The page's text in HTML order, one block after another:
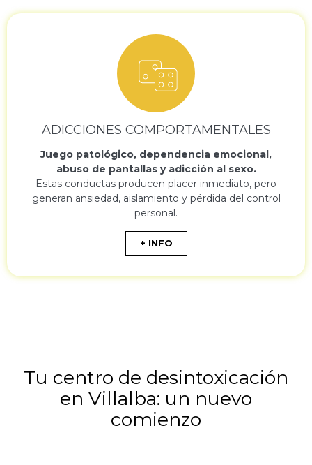
ADICCIONES COMPORTAMENTALES
Juego patológico, dependencia emocional,
abuso de pantallas y adicción al sexo.
Estas conductas producen placer inmediato, pero
generan ansiedad, aislamiento y pérdida del control
personal.
+ INFO
Tu centro de desintoxicación
en Villalba: un nuevo
comienzo